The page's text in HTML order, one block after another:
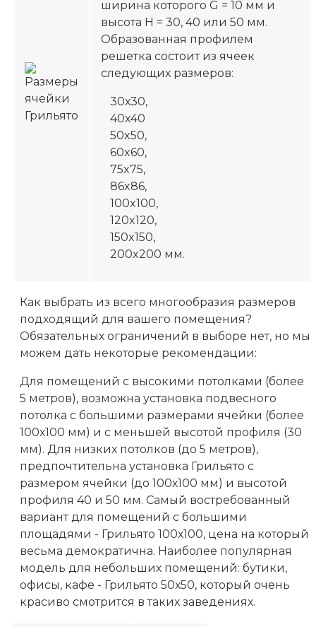
ширина которого G = 10 мм и
высота H = 30, 40 или 50 мм.
Образованная профилем
решетка состоит из ячеек
следующих размеров:
30х30,
40х40
50x50,
60x60,
75x75,
86x86,
100x100,
120x120,
150x150,
200x200 мм.
Как выбрать из всего многообразия размеров
подходящий для вашего помещения?
Обязательных ограничений в выборе нет, но мы
можем дать некоторые рекомендации:
Для помещений с высокими потолками (более
5 метров), возможна установка подвесного
потолка с большими размерами ячейки (более
100х100 мм) и с меньшей высотой профиля (30
мм). Для низких потолков (до 5 метров),
предпочтительна установка Грильято с
размером ячейки (до 100х100 мм) и высотой
профиля 40 и 50 мм. Самый востребованный
вариант для помещений с большими
площадями - Грильято 100х100, цена на который
весьма демократична. Наиболее популярная
модель для небольших помещений: бутики,
офисы, кафе - Грильято 50х50, который очень
красиво смотрится в таких заведениях.